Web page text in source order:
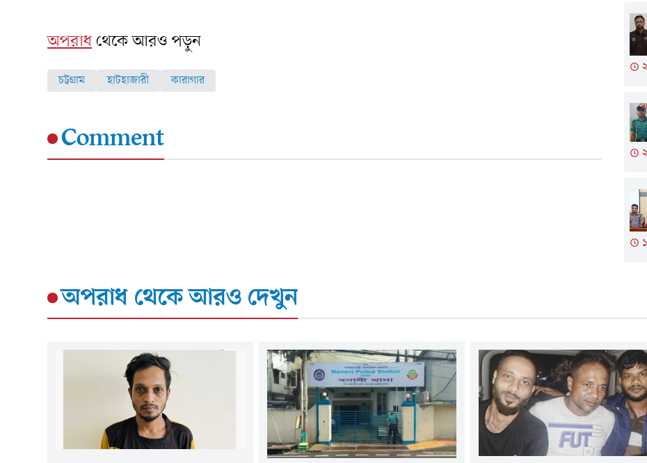
অপরাধথেকে আরও পড়ুন
চট্টগ্রাম হাটহাজারী কারাগার
Comment
অপরাধ থেকে আরও দেখুন